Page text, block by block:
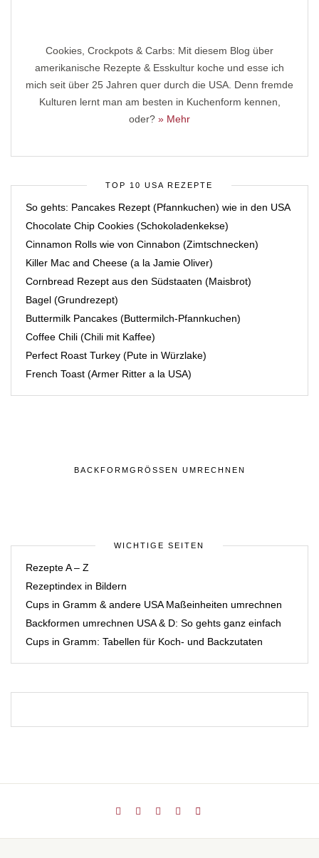
Cookies, Crockpots & Carbs: Mit diesem Blog über
amerikanische Rezepte & Esskultur koche und esse ich
mich seit über 25 Jahren quer durch die USA. Denn fremde
Kulturen lernt man am besten in Kuchenform kennen,
oder? » Mehr
TOP 10 USA REZEPTE
So gehts: Pancakes Rezept (Pfannkuchen) wie in den USA
Chocolate Chip Cookies (Schokoladenkekse)
Cinnamon Rolls wie von Cinnabon (Zimtschnecken)
Killer Mac and Cheese (a la Jamie Oliver)
Cornbread Rezept aus den Südstaaten (Maisbrot)
Bagel (Grundrezept)
Buttermilk Pancakes (Buttermilch-Pfannkuchen)
Coffee Chili (Chili mit Kaffee)
Perfect Roast Turkey (Pute in Würzlake)
French Toast (Armer Ritter a la USA)
BACKFORMGRÖSSEN UMRECHNEN
WICHTIGE SEITEN
Rezepte A – Z
Rezeptindex in Bildern
Cups in Gramm & andere USA Maßeinheiten umrechnen
Backformen umrechnen USA & D: So gehts ganz einfach
Cups in Gramm: Tabellen für Koch- und Backzutaten